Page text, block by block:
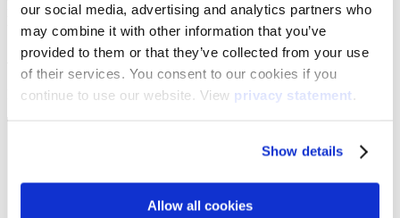
our social media, advertising and analytics partners who
may combine it with other information that you’ve
provided to them or that they’ve collected from your use
of their services. You consent to our cookies if you
continue to use our website. View privacy statement.
Show details
Allow all cookies
plus anciens. Eux aussi peuvent profiter de Gynzy.
Alors, Que Puis-Je Faire Avec Gynzy ?
Laissons-les vous le montrer, après tout, ce sont les expert·es :)